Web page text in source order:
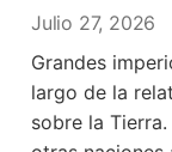
Julio 27, 2026
Grandes
largo de la
sobre la